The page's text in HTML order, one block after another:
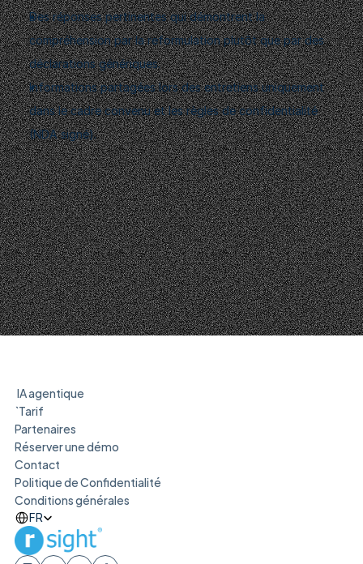
Des réponses pertinentes qui démontrent la
compréhension par la reformulation plutôt que par des
déclarations génériques.
Informations partagées lors des entretiens uniquement
dans le cadre convenu et les règles de confidentialité
(NDA signé).
IA agentique
`Tarif
Partenaires
Réserver une démo
Contact
Politique de Confidentialité
Conditions générales
Select Language
FR